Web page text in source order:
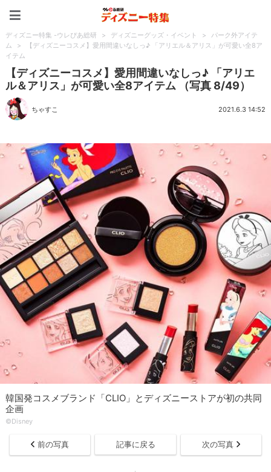
ディズニー特集 -ウレぴあ総研 > ディズニーグッズ・イベント >
パーク外アイテ
ム
>
【ディズニーコスメ】愛用間違いなしっ♪ 「アリエル＆アリス」が可愛い全8ア
イテム
【ディズニーコスメ】愛用間違いなしっ♪ 「アリエ
ル＆アリス」が可愛い全8アイテム （写真 8/49）
ちゃすこ 2021.6.3 14:52
韓国発コスメブランド「CLIO」とディズニーストアが初の共同
企画
©Disney
前の写真 記事に戻る 次の写真